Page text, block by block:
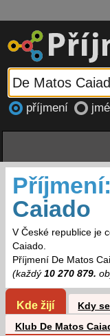
příjmení
Příjmení:
Caiado
V České republice je
Caiado.
Příjmení De Matos
(každý 10 270 879.
Kde žijí Kdy
Klub De Matos